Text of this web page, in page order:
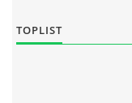
TOPLIST